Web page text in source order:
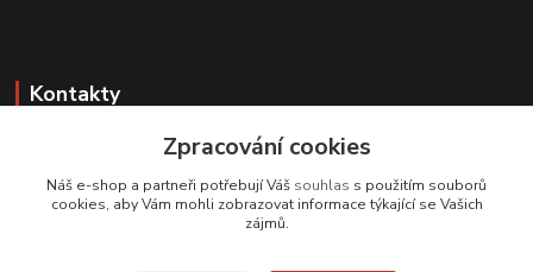
Kontakty
Zákaznická podpora
+420 608 331 344
(Po-Pá, 11-17 hod.; So, 9-12 hod.)
Zpracování cookies
Náš e-shop a partneři potřebují Váš souhlas s použitím souborů
cookies, aby Vám mohli zobrazovat informace týkající se Vašich
zájmů.